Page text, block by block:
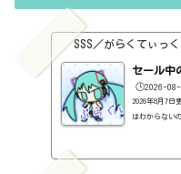
SSS／がらくてぃっ
セール中
🕒️2026-
2026年8月7日
はわからない